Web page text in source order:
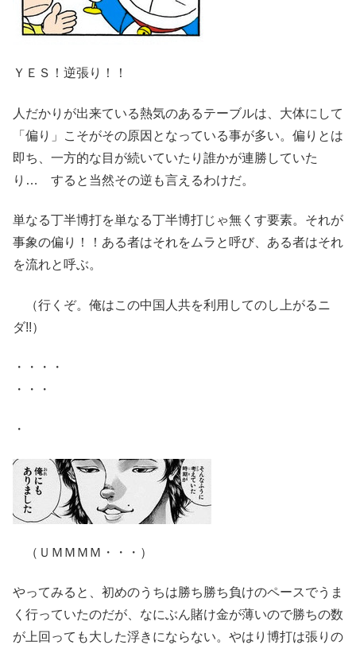
ＹＥＳ！逆張り！！
人だかりが出来ている熱気のあるテーブルは、大体にして
「偏り」こそがその原因となっている事が多い。偏りとは
即ち、一方的な目が続いていたり誰かが連勝していた
り… すると当然その逆も言えるわけだ。
単なる丁半博打を単なる丁半博打じゃ無くす要素。それが
事象の偏り！！ある者はそれをムラと呼び、ある者はそれ
を流れと呼ぶ。
（行くぞ。俺はこの中国人共を利用してのし上がるニ
ダ!!）
・・・・
・・・
・
（ＵＭＭＭＭ・・・）
やってみると、初めのうちは勝ち勝ち負けのペースでうま
く行っていたのだが、なにぶん賭け金が薄いので勝ちの数
が上回っても大した浮きにならない。やはり博打は張りの